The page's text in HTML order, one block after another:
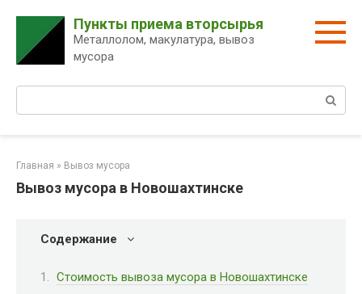
контенту
Пункты приема вторсырья
Металлолом, макулатура, вывоз
мусора
Главная » Вывоз мусора
Вывоз мусора в Новошахтинске
Содержание
Стоимость вывоза мусора в Новошахтинске